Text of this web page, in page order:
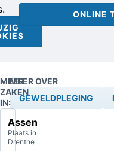
ONLINE
MEER
ZAKEN
IN:
Assen
Plaats in
Drenthe
MEER OVER
GEWELDPLEGING